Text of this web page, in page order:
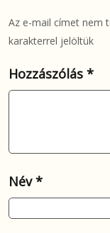
Az e-mail címet nem
karakterrel jelöltük
Hozzászólás *
Név*